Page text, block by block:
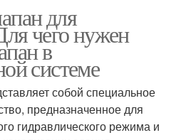
для
чего нужен
в
системе
собой специальное
предназначенное для
гидравлического режима и